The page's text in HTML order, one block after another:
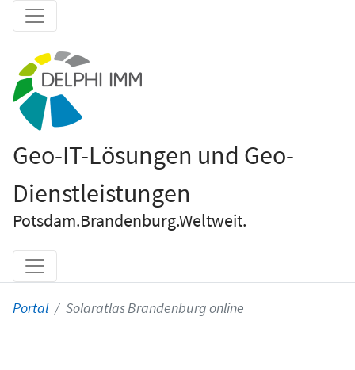
Geo-IT-Lösungen und Geo-
Dienstleistungen
Potsdam.Brandenburg.Weltweit.
Portal Solaratlas Brandenburg online